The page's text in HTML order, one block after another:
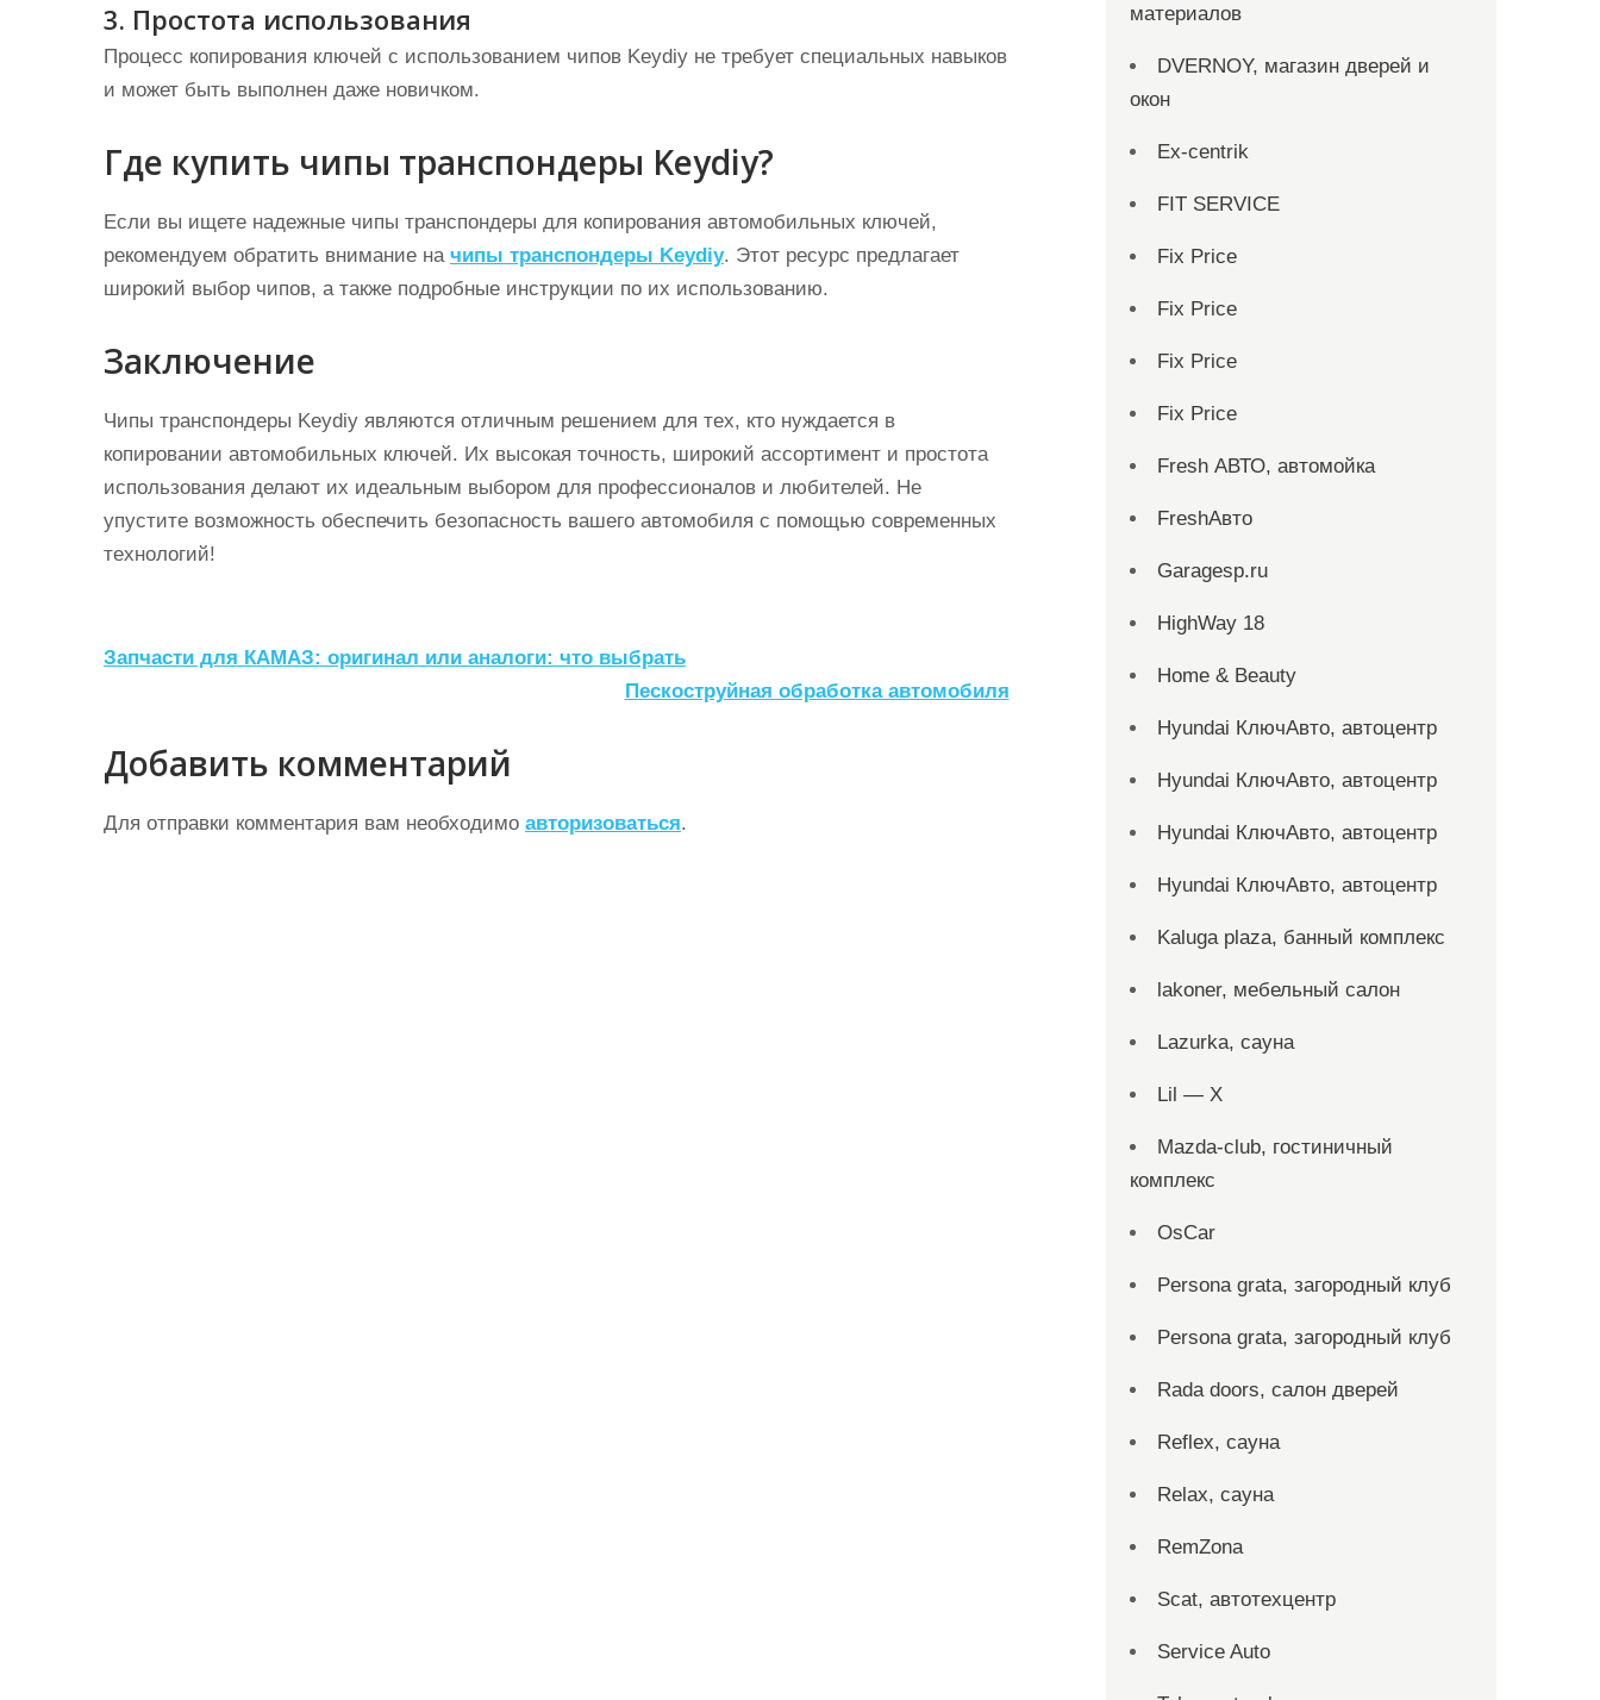
3. Простота использования
Процесс копирования ключей с использованием чипов Keydiy не требует специальных навыков
и может быть выполнен даже новичком.
Где купить чипы транспондеры Keydiy?
Если вы ищете надежные чипы транспондеры для копирования автомобильных ключей,
рекомендуем обратить внимание на чипы транспондеры Keydiy. Этот ресурс предлагает
широкий выбор чипов, а также подробные инструкции по их использованию.
Заключение
Чипы транспондеры Keydiy являются отличным решением для тех, кто нуждается в
копировании автомобильных ключей. Их высокая точность, широкий ассортимент и простота
использования делают их идеальным выбором для профессионалов и любителей. Не
упустите возможность обеспечить безопасность вашего автомобиля с помощью современных
технологий!
Н
в
и
г
Запчасти для КАМАЗ: оригинал или аналоги: что выбрать
Пескоструйная обработка автомобиля
Добавить комментарий
Для отправки комментария вам необходимо авторизоваться.
материалов
DVERNOY, магазин дверей и
окон
Ex-centrik
FIT SERVICE
Fix Price
Fix Price
Fix Price
Fix Price
Fresh АВТО, автомойка
FreshАвто
Garagesp.ru
HighWay 18
Home & Beauty
Hyundai КлючАвто, автоцентр
Hyundai КлючАвто, автоцентр
Hyundai КлючАвто, автоцентр
Hyundai КлючАвто, автоцентр
Kaluga plaza, банный комплекс
lakoner, мебельный салон
Lazurka, сауна
Lil — X
Mazda-club, гостиничный
комплекс
OsCar
Persona grata, загородный клуб
Persona grata, загородный клуб
Rada doors, салон дверей
Reflex, сауна
Relax, сауна
RemZona
Scat, автотехцентр
Service Auto